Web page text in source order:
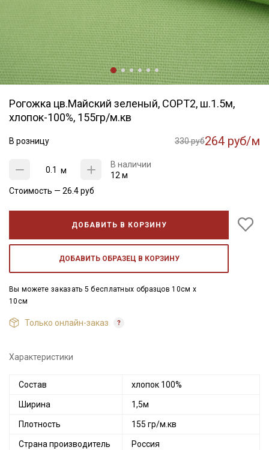
Рогожка цв.Майский зеленый, СОРТ2, ш.1.5м,
хлопок-100%, 155гр/м.кв
В розницу 330 руб264 руб/м
м
В наличии
12 м
Стоимость — 26.4руб
ДОБАВИТЬ В КОРЗИНУ
ДОБАВИТЬ ОБРАЗЕЦ В КОРЗИНУ
Вы можете заказать 5 бесплатных образцов 10см x
10см
Только онлайн-заказ
Характеристики
Состав хлопок 100%
Ширина 1,5м
Плотность 155 гр/м.кв
Страна производитель Россия